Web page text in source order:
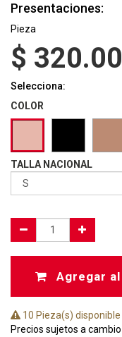
Presentaciones:
Pieza
$ 320.00
Selecciona:
COLOR
TALLA NACIONAL
Agregar
10 Pieza(s) disponible
Precios sujetos a